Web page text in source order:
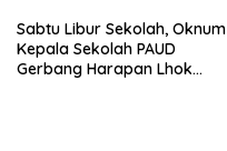
Watansoppeng
Sabtu Libur Sekolah, Oknum
Kepala Sekolah PAUD
Gerbang Harapan Lhok